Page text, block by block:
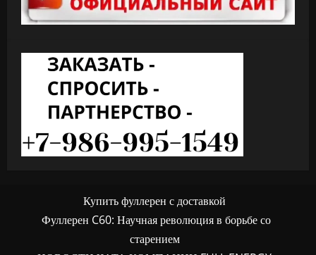
Купить фуллерен с доставкой
Фуллерен C60: Научная революция в борьбе со
старением